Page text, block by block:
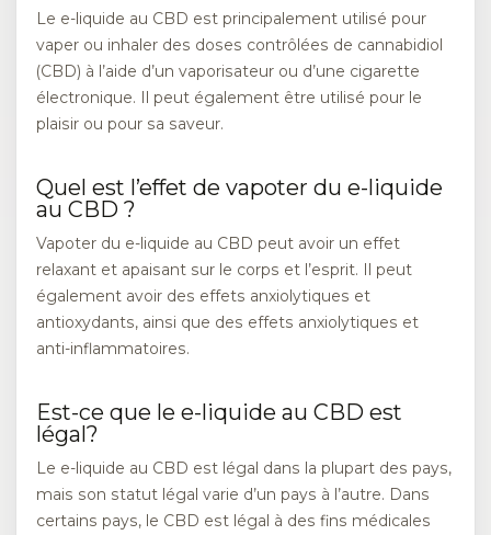
Le e-liquide au CBD est principalement utilisé pour
vaper ou inhaler des doses contrôlées de cannabidiol
(CBD) à l’aide d’un vaporisateur ou d’une cigarette
électronique. Il peut également être utilisé pour le
plaisir ou pour sa saveur.
Quel est l’effet de vapoter du e-liquide
au CBD ?
Vapoter du e-liquide au CBD peut avoir un effet
relaxant et apaisant sur le corps et l’esprit. Il peut
également avoir des effets anxiolytiques et
antioxydants, ainsi que des effets anxiolytiques et
anti-inflammatoires.
Est-ce que le e-liquide au CBD est
légal?
Le e-liquide au CBD est légal dans la plupart des pays,
mais son statut légal varie d’un pays à l’autre. Dans
certains pays, le CBD est légal à des fins médicales